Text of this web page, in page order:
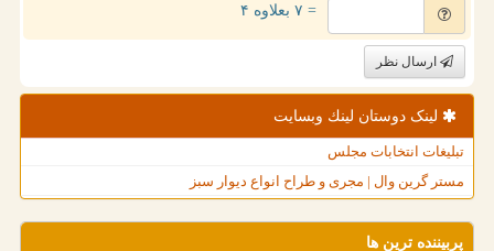
= ۷ بعلاوه ۴
ارسال نظر
لینک دوستان لینك وبسایت
تبلیغات انتخابات مجلس
مستر گرین وال | مجری و طراح انواع دیوار سبز
پربیننده ترین ها